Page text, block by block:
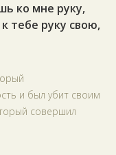
ко мне руку,
тебе руку свою,
и был убит своим
совершил